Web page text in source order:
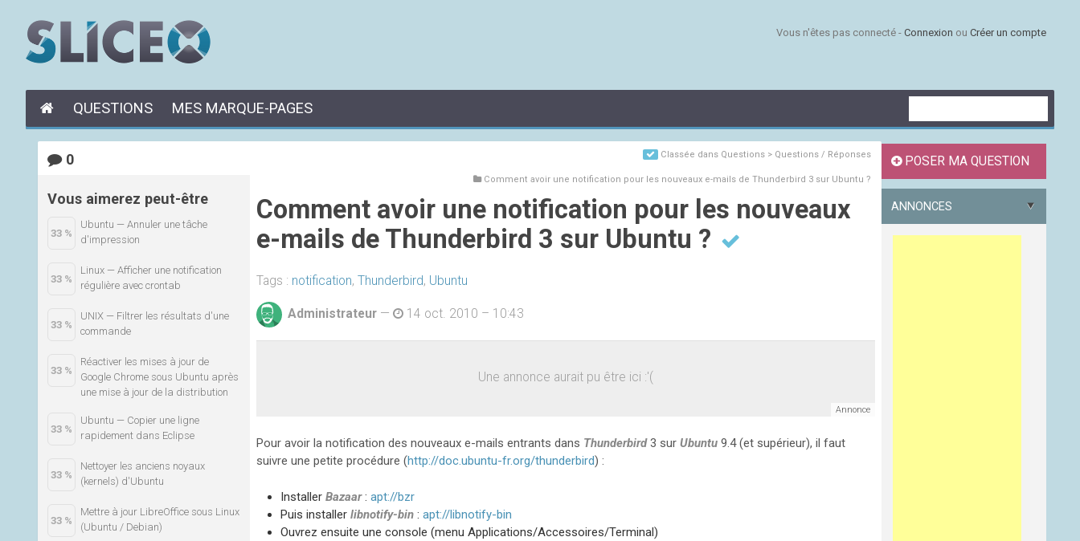
Vous n'êtes pas connecté - Connexion ou Créer un compte
QUESTIONS MES MARQUE-PAGES
Classée dans Questions > Questions / Réponses
Comment avoir une notification pour les nouveaux e-mails de Thunderbird 3 sur Ubuntu ?
Comment avoir une notification pour les nouveaux
e-mails de Thunderbird 3 sur Ubuntu ?
Tags : notification, Thunderbird, Ubuntu
Administrateur — 14 oct. 2010 – 10:43
Une annonce aurait pu être ici :'(
Pour avoir la notification des nouveaux e-mails entrants dans Thunderbird3 sur Ubuntu 9.4 (et supérieur), il faut
suivre une petite procédure (http://doc.ubuntu-fr.org/thunderbird) :
Installer Bazaar: apt://bzr
Puis installer libnotify-bin : apt://libnotify-bin
Ouvrez ensuite une console (menu Applications/Accessoires/Terminal)
0
Vous aimerez peut-être
33 %
Ubuntu — Annuler une tâche
d'impression
33 %
Linux — Afficher une notification
régulière avec crontab
33 %
UNIX — Filtrer les résultats d'une
commande
33 %
Réactiver les mises à jour de
Google Chrome sous Ubuntu après
une mise à jour de la distribution
33 %
Ubuntu — Copier une ligne
rapidement dans Eclipse
33 %
Nettoyer les anciens noyaux
(kernels) d'Ubuntu
33 %
Mettre à jour LibreOffice sous Linux
(Ubuntu / Debian)
POSER MA QUESTION
ANNONCES